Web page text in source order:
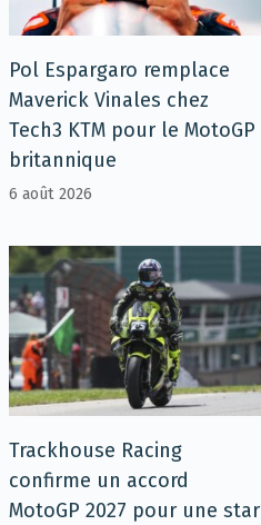
Pol Espargaro remplace
Maverick Vinales chez
Tech3 KTM pour le MotoGP
britannique
6 août 2026
Trackhouse Racing
confirme un accord
MotoGP 2027 pour une star